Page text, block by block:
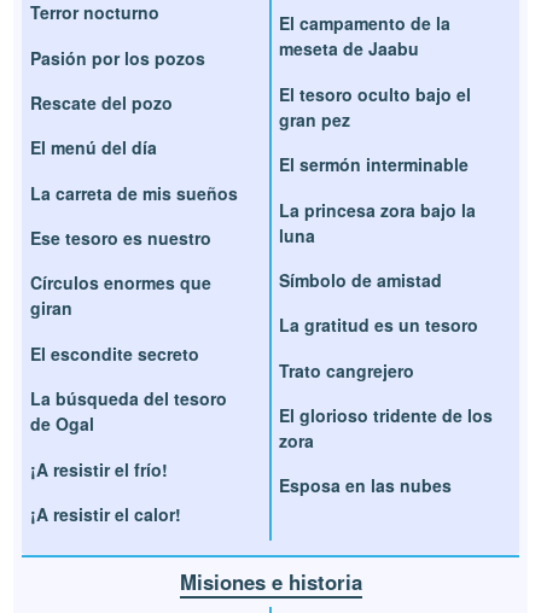
Terror nocturno
Pasión por los pozos
Rescate del pozo
El menú del día
La carreta de mis sueños
Ese tesoro es nuestro
Círculos enormes que
giran
El escondite secreto
La búsqueda del tesoro
de Ogal
¡A resistir el frío!
¡A resistir el calor!
El campamento de la
meseta de Jaabu
El tesoro oculto bajo el
gran pez
El sermón interminable
La princesa zora bajo la
luna
Símbolo de amistad
La gratitud es un tesoro
Trato cangrejero
El glorioso tridente de los
zora
Esposa en las nubes
Misiones e historia